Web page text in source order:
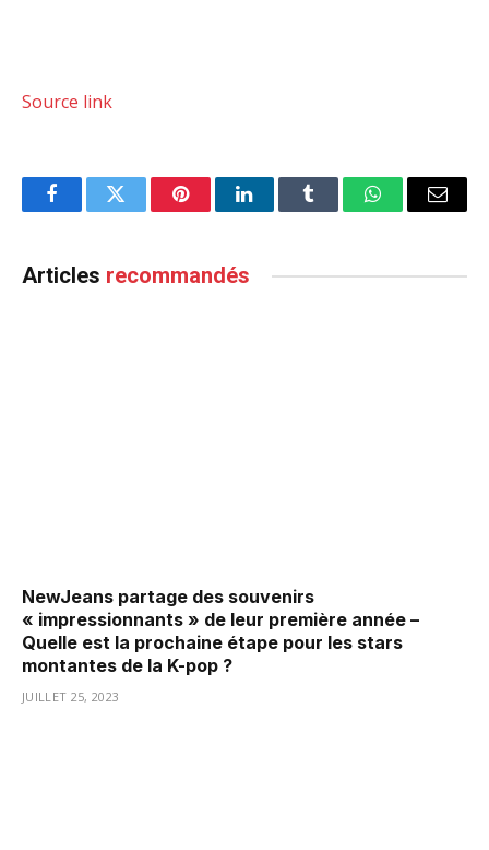
Source link
FacebookTwitter PinterestLinkedInTumblr WhatsAppEmail
Articles recommandés
NewJeans partage des souvenirs
« impressionnants » de leur première année –
Quelle est la prochaine étape pour les stars
montantes de la K-pop ?
JUILLET 25, 2023